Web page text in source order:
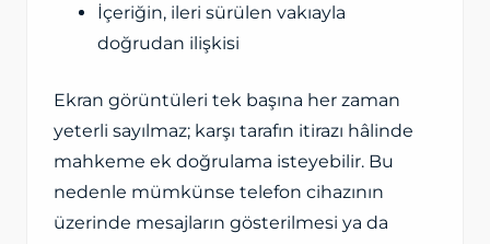
İçeriğin, ileri sürülen vakıayla
doğrudan ilişkisi
Ekran görüntüleri tek başına her zaman
yeterli sayılmaz; karşı tarafın itirazı hâlinde
mahkeme ek doğrulama isteyebilir. Bu
nedenle mümkünse telefon cihazının
üzerinde mesajların gösterilmesi ya da